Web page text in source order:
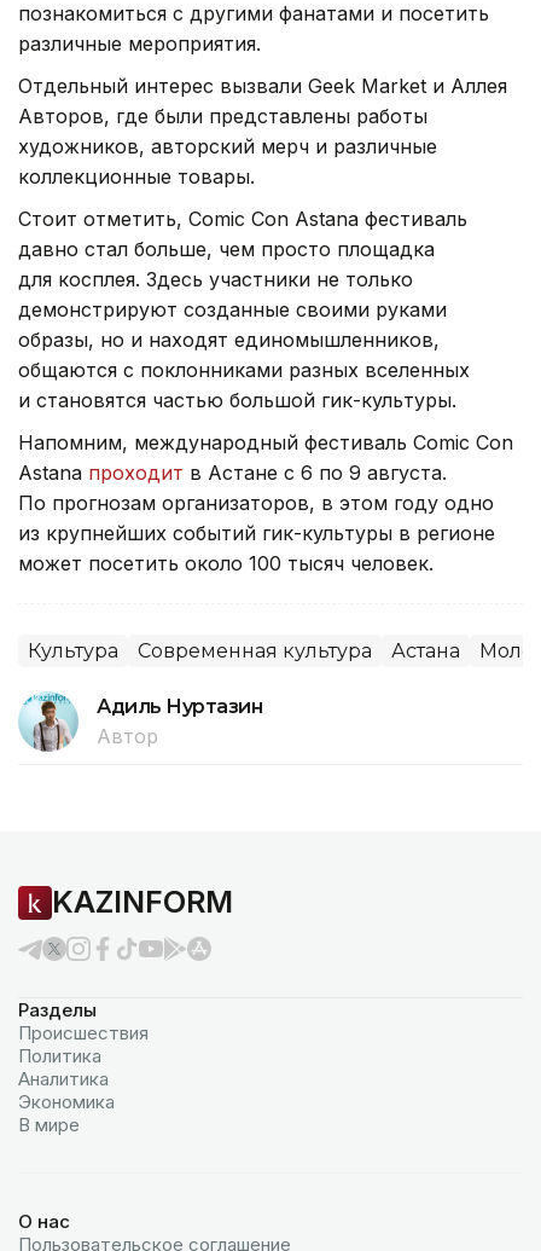
познакомиться с другими фанатами и посетить
различные мероприятия.
Отдельный интерес вызвали Geek Market и Аллея
Авторов, где были представлены работы
художников, авторский мерч и различные
коллекционные товары.
Стоит отметить, Comic Con Astana фестиваль
давно стал больше, чем просто площадка
для косплея. Здесь участники не только
демонстрируют созданные своими руками
образы, но и находят единомышленников,
общаются с поклонниками разных вселенных
и становятся частью большой гик-культуры.
Напомним, международный фестиваль Comic Con
Astana проходит в Астане с 6 по 9 августа.
По прогнозам организаторов, в этом году одно
из крупнейших событий гик-культуры в регионе
может посетить около 100 тысяч человек.
Культура Современная культура Астана
Адиль Нуртазин
Автор
KAZINFORM
Разделы
Происшествия
Политика
Аналитика
Экономика
В мире
О нас
Пользовательское соглашение